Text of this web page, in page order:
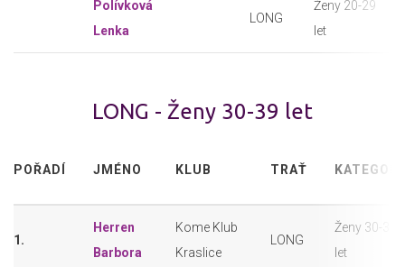
Polívková
Lenka
LONG
Ženy 20-29
let
LONG - Ženy 30-39 let
POŘADÍ JMÉNO KLUB TRAŤ
1.
Herren
Barbora
Kome Klub
Kraslice
LONG
Ženy 30-39
let